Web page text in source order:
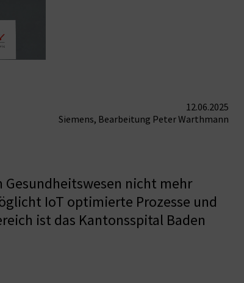
12.06.2025
Siemens, Bearbeitung Peter Warthmann
nicht mehr
IoT optimierte Prozesse und
ist das Kantonsspital Baden